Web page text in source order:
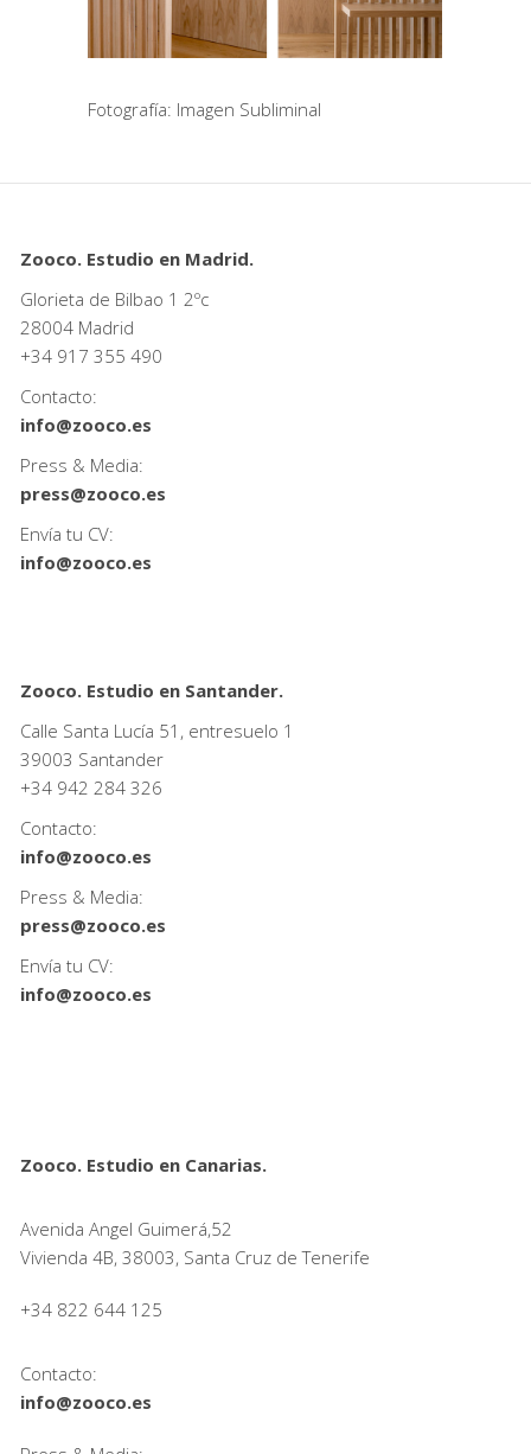
Fotografía: Imagen Subliminal
Zooco. Estudio en Madrid.
Glorieta de Bilbao 1 2ºc
28004 Madrid
+34 917 355 490
Contacto:
info@zooco.es
Press & Media:
press@zooco.es
Envía tu CV:
info@zooco.es
Zooco. Estudio en Santander.
Calle Santa Lucía 51, entresuelo 1
39003 Santander
+34 942 284 326
Contacto:
info@zooco.es
Press & Media:
press@zooco.es
Envía tu CV:
info@zooco.es
Zooco. Estudio en Canarias.
Avenida Angel Guimerá,52
Vivienda 4B, 38003, Santa Cruz de Tenerife
+34 822 644 125
Contacto:
info@zooco.es